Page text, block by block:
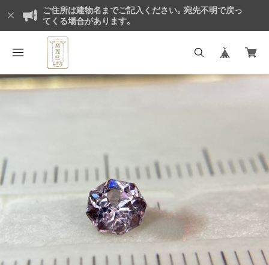
ご住所は建物名までご記入ください。宛先不明で戻っ
てくる場合があります。